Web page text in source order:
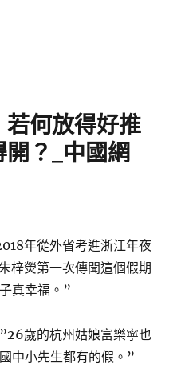
何放得好推
？_中國網
年從外省考進浙江年夜
梓熒第一次傳聞這個假期
真幸福。”
歲的杭州姑娘富樂寧也
中小先生都有的假。”